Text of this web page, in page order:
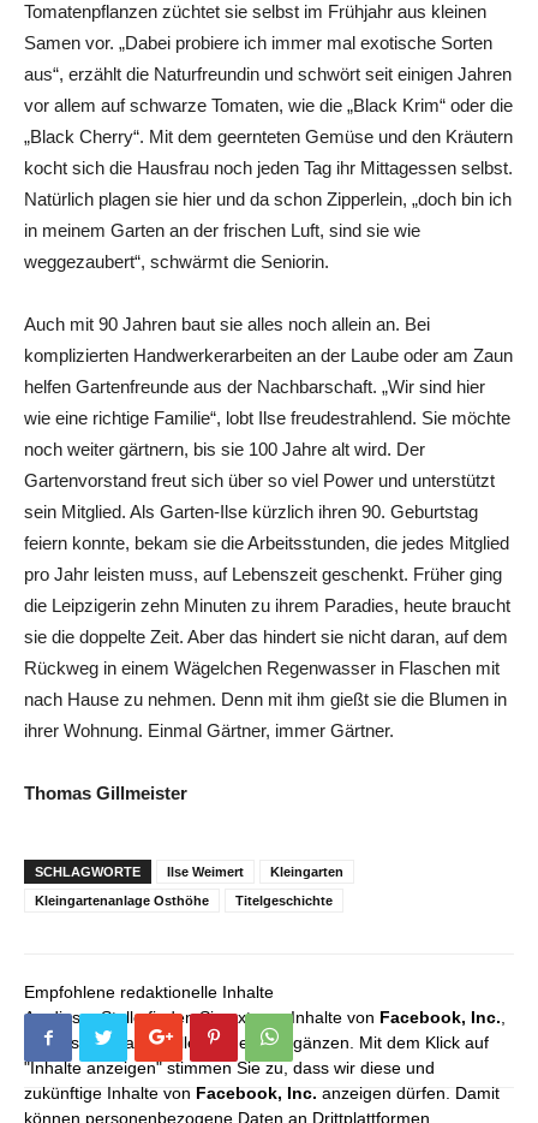
Tomatenpflanzen züchtet sie selbst im Frühjahr aus kleinen
Samen vor. „Dabei probiere ich immer mal exotische Sorten
aus“, erzählt die Naturfreundin und schwört seit einigen Jahren
vor allem auf schwarze Tomaten, wie die „Black Krim“ oder die
„Black Cherry“. Mit dem geernteten Gemüse und den Kräutern
kocht sich die Hausfrau noch jeden Tag ihr Mittagessen selbst.
Natürlich plagen sie hier und da schon Zipperlein, „doch bin ich
in meinem Garten an der frischen Luft, sind sie wie
weggezaubert“, schwärmt die Seniorin.
Auch mit 90 Jahren baut sie alles noch allein an. Bei
komplizierten Handwerkerarbeiten an der Laube oder am Zaun
helfen Gartenfreunde aus der Nachbarschaft. „Wir sind hier
wie eine richtige Familie“, lobt Ilse freudestrahlend. Sie möchte
noch weiter gärtnern, bis sie 100 Jahre alt wird. Der
Gartenvorstand freut sich über so viel Power und unterstützt
sein Mitglied. Als Garten-Ilse kürzlich ihren 90. Geburtstag
feiern konnte, bekam sie die Arbeitsstunden, die jedes Mitglied
pro Jahr leisten muss, auf Lebenszeit geschenkt. Früher ging
die Leipzigerin zehn Minuten zu ihrem Paradies, heute braucht
sie die doppelte Zeit. Aber das hindert sie nicht daran, auf dem
Rückweg in einem Wägelchen Regenwasser in Flaschen mit
nach Hause zu nehmen. Denn mit ihm gießt sie die Blumen in
ihrer Wohnung. Einmal Gärtner, immer Gärtner.
Thomas Gillmeister
SCHLAGWORTE Ilse Weimert
Kleingarten
Kleingartenanlage Osthöhe
Titelgeschichte
Empfohlene redaktionelle Inhalte
An dieser Stelle finden Sie externe Inhalte von Facebook, Inc.,
die unser redaktionelles Angebot ergänzen. Mit dem Klick auf
"Inhalte anzeigen" stimmen Sie zu, dass wir diese und
zukünftige Inhalte von Facebook, Inc. anzeigen dürfen. Damit
können personenbezogene Daten an Drittplattformen